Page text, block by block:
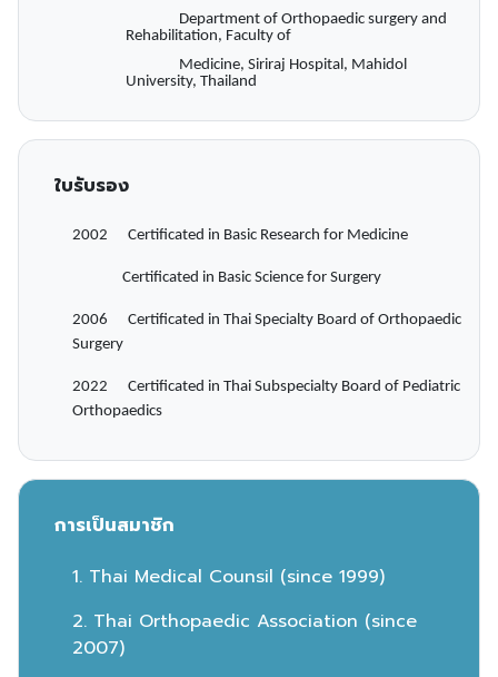
Department of Orthopaedic surgery and
Rehabilitation, Faculty of
Medicine, Siriraj Hospital, Mahidol
University, Thailand
ใบรับรอง
2002 Certificated in Basic Research for Medicine
Certificated in Basic Science for Surgery
2006 Certificated in Thai Specialty Board of Orthopaedic
Surgery
2022 Certificated in Thai Subspecialty Board of Pediatric
Orthopaedics
การเป็นสมาชิก
1. Thai Medical Counsil (since 1999)
2. Thai Orthopaedic Association (since
2007)